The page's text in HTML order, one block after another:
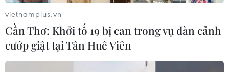
vietnamplus.vn
Cần Thơ: Khởi tố 19 bị can trong vụ dàn cảnh
cướp giật tại Tân Huê Viên